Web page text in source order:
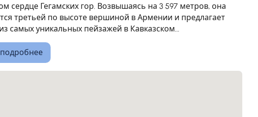
сердце Гегамских гор. Возвышаясь на 3 597 метров, она
третьей по высоте вершиной в Армении и предлагает
самых уникальных пейзажей в Кавказском...